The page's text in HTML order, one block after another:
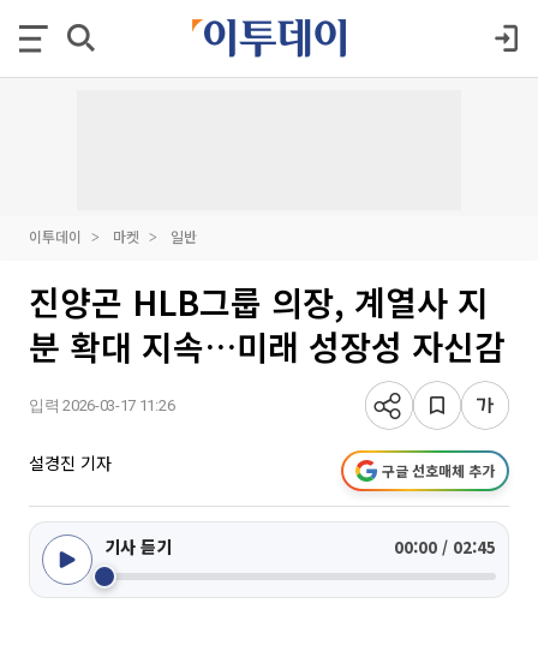
이투데이 마켓 일반
진양곤 HLB그룹 의장, 계열사 지
분 확대 지속…미래 성장성 자신감
입력 2026-03-17 11:26
설경진 기자 구글 선호매체 추가
기사 듣기 00:00 / 02:45